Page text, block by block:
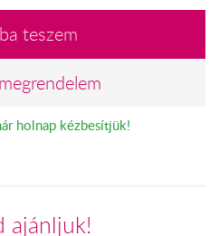
teszem
holnap kézbesítjük!
ajánljuk!